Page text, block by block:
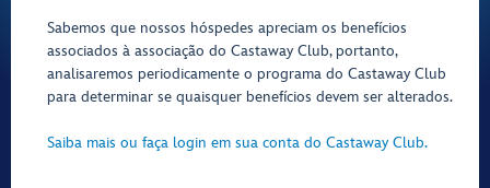
Sabemos que nossos hóspedes apreciam os benefícios
associados à associação do Castaway Club, portanto,
analisaremos periodicamente o programa do Castaway Club
para determinar se quaisquer benefícios devem ser alterados.
Saiba mais ou faça login em sua conta do Castaway Club.